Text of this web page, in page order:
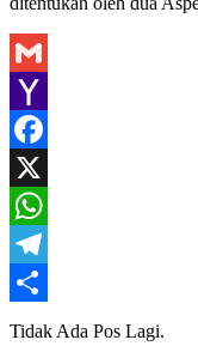
Gmail
Yahoo
Mail
Facebook
X
WhatsApp
Telegram
Share
Tidak Ada Pos Lagi.